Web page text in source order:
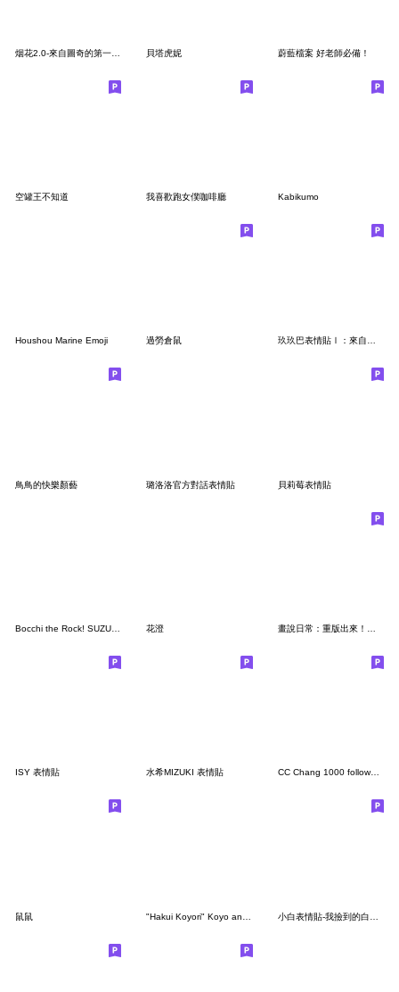
貝塔虎妮 蔚藍檔案 好老師必備！
空罐王不知道 我喜歡跑女僕咖啡廳 Kabikumo
Houshou Marine Emoji 過勞倉鼠 玖玖巴表情貼Ⅰ：來自圖奇的第一彈表符
鳥鳥的快樂顏藝 璐洛洛官方對話表情貼 貝莉莓表情貼
花澄
ISY 表情貼 水希MIZUKI 表情貼 CC Chang 1000 followers Emoji
鼠鼠